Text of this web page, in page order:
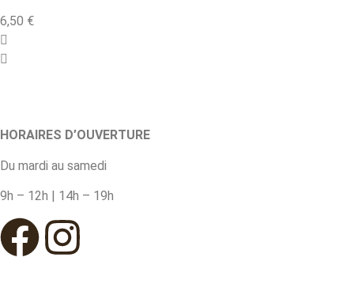
6,50 €
HORAIRES D’OUVERTURE
Du mardi au samedi
9h – 12h | 14h – 19h